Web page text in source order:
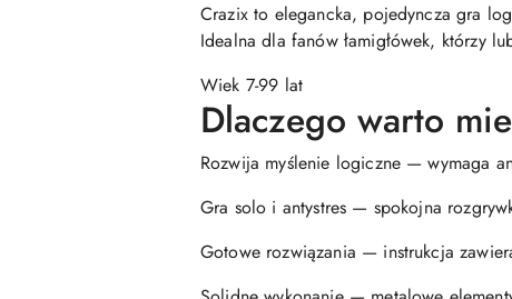
Crazix to elegancka, pojedyncza gra
Idealna dla fanów łamigłówek, którzy
Wiek 7-99 lat
Dlaczego warto
Rozwija myślenie logiczne — wymaga
Gra solo i antystres — spokojna
Gotowe rozwiązania — instrukcja